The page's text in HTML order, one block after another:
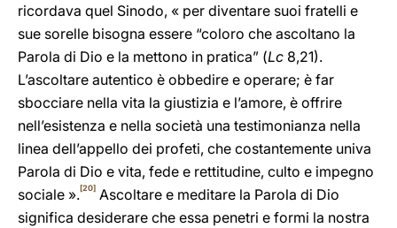
ricordava quel Sinodo, « per diventare suoi fratelli e
sue sorelle bisogna essere “coloro che ascoltano la
Parola di Dio e la mettono in pratica” (Lc 8,21).
L’ascoltare autentico è obbedire e operare; è far
sbocciare nella vita la giustizia e l’amore, è offrire
nell’esistenza e nella società una testimonianza nella
linea dell’appello dei profeti, che costantemente univa
Parola di Dio e vita, fede e rettitudine, culto e impegno
sociale ».[20] Ascoltare e meditare la Parola di Dio
significa desiderare che essa penetri e formi la nostra